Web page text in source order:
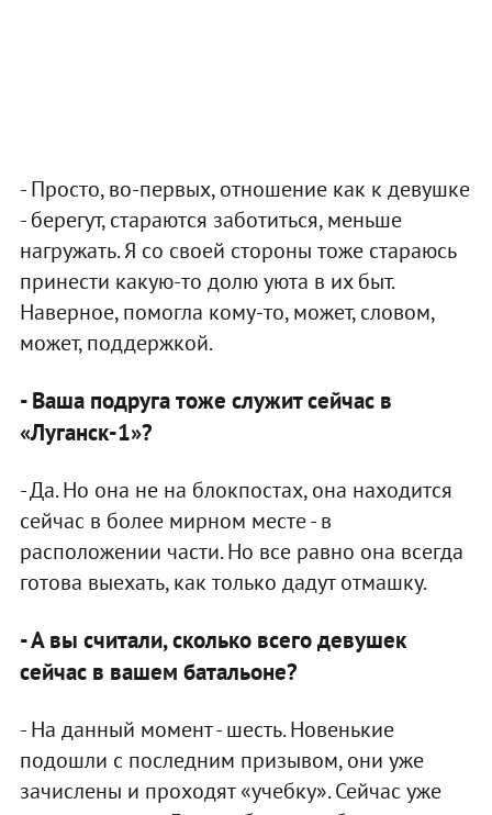
- Просто, во-первых, отношение как к девушке
- берегут, стараются заботиться, меньше
нагружать. Я со своей стороны тоже стараюсь
принести какую-то долю уюта в их быт.
Наверное, помогла кому-то, может, словом,
может, поддержкой.
- Ваша подруга тоже служит сейчас в
«Луганск-1»?
- Да. Но она не на блокпостах, она находится
сейчас в более мирном месте - в
расположении части. Но все равно она всегда
готова выехать, как только дадут отмашку.
- А вы считали, сколько всего девушек
сейчас в вашем батальоне?
- На данный момент - шесть. Новенькие
подошли с последним призывом, они уже
зачислены и проходят «учебку». Сейчас уже